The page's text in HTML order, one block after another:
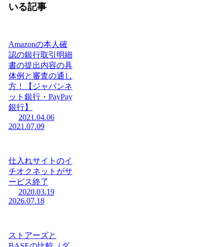
いる記事
Amazonの本人確
認の銀行取引明細
書の提出内容の具
体例と審査の通し
方！【ジャパンネ
ット銀行・PayPay
銀行】
2021.04.06
2021.07.09
仕入れサイトのイ
チオクネットがサ
ービス終了
2020.03.19
2026.07.18
ストアーズと